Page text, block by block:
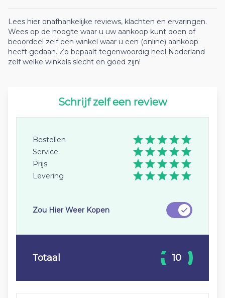
Lees hier onafhankelijke reviews, klachten en ervaringen.
Wees op de hoogte waar u uw aankoop kunt doen of
beoordeel zelf een winkel waar u een (online) aankoop
heeft gedaan. Zo bepaalt tegenwoordig heel Nederland
zelf welke winkels slecht en goed zijn!
Schrijf zelf een review
Bestellen
Service
Prijs
Levering
Zou Hier Weer Kopen
Totaal 10